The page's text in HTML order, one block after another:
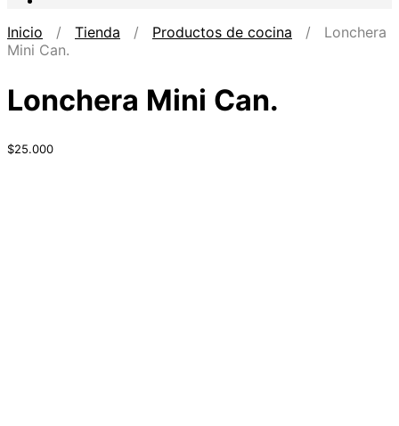
Inicio / Tienda / Productos de cocina / Lonchera
Mini Can.
Lonchera Mini Can.
$25.000